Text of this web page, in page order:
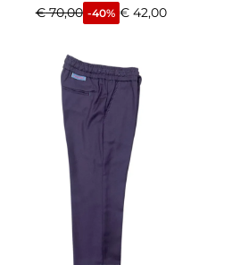
€70,00 -40% €42,00